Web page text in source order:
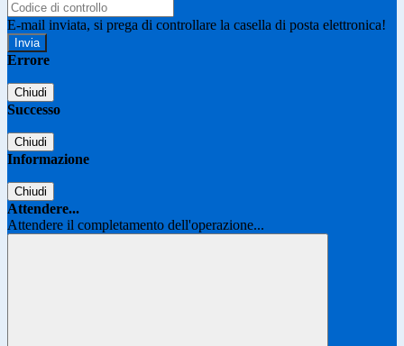
E-mail inviata, si prega di controllare la casella di posta elettronica!
Errore
Chiudi
Successo
Chiudi
Informazione
Chiudi
Attendere...
Attendere il completamento dell'operazione...